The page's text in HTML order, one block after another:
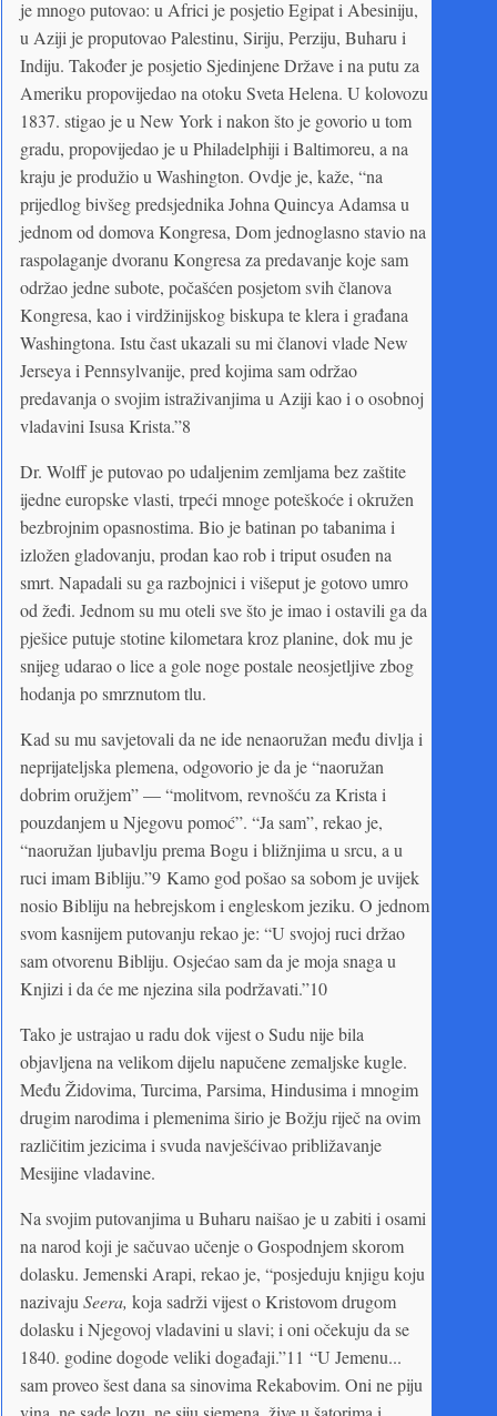
je mnogo putovao: u Africi je posjetio Egipat i Abesiniju,
u Aziji je proputovao Palestinu, Siriju, Perziju, Buharu i
Indiju. Također je posjetio Sjedinjene Države i na putu za
Ameriku propovijedao na otoku Sveta Helena. U kolovozu
1837. stigao je u New York i nakon što je govorio u tom
gradu, propovijedao je u Philadelphiji i Baltimoreu, a na
kraju je produžio u Washington. Ovdje je, kaže, “na
prijedlog bivšeg predsjednika Johna Quincya Adamsa u
jednom od domova Kongresa, Dom jednoglasno stavio na
raspolaganje dvoranu Kongresa za predavanje koje sam
održao jedne subote, počašćen posjetom svih članova
Kongresa, kao i virdžinijskog biskupa te klera i građana
Washingtona. Istu čast ukazali su mi članovi vlade New
Jerseya i Pennsylvanije, pred kojima sam održao
predavanja o svojim istraživanjima u Aziji kao i o osobnoj
vladavini Isusa Krista.”8
Dr. Wolff je putovao po udaljenim zemljama bez zaštite
ijedne europske vlasti, trpeći mnoge poteškoće i okružen
bezbrojnim opasnostima. Bio je batinan po tabanima i
izložen gladovanju, prodan kao rob i triput osuđen na
smrt. Napadali su ga razbojnici i višeput je gotovo umro
od žeđi. Jednom su mu oteli sve što je imao i ostavili ga da
pješice putuje stotine kilometara kroz planine, dok mu je
snijeg udarao o lice a gole noge postale neosjetljive zbog
hodanja po smrznutom tlu.
Kad su mu savjetovali da ne ide nenaoružan među divlja i
neprijateljska plemena, odgovorio je da je “naoružan
dobrim oružjem” — “molitvom, revnošću za Krista i
pouzdanjem u Njegovu pomoć”. “Ja sam”, rekao je,
“naoružan ljubavlju prema Bogu i bližnjima u srcu, a u
ruci imam Bibliju.”9 Kamo god pošao sa sobom je uvijek
nosio Bibliju na hebrejskom i engleskom jeziku. O jednom
svom kasnijem putovanju rekao je: “U svojoj ruci držao
sam otvorenu Bibliju. Osjećao sam da je moja snaga u
Knjizi i da će me njezina sila podržavati.”10
Tako je ustrajao u radu dok vijest o Sudu nije bila
objavljena na velikom dijelu napučene zemaljske kugle.
Među Židovima, Turcima, Parsima, Hindusima i mnogim
drugim narodima i plemenima širio je Božju riječ na ovim
različitim jezicima i svuda navješćivao približavanje
Mesijine vladavine.
Na svojim putovanjima u Buharu naišao je u zabiti i osami
na narod koji je sačuvao učenje o Gospodnjem skorom
dolasku. Jemenski Arapi, rekao je, “posjeduju knjigu koju
nazivaju Seera, koja sadrži vijest o Kristovom drugom
dolasku i Njegovoj vladavini u slavi; i oni očekuju da se
1840. godine dogode veliki događaji.”11 “U Jemenu...
sam proveo šest dana sa sinovima Rekabovim. Oni ne piju